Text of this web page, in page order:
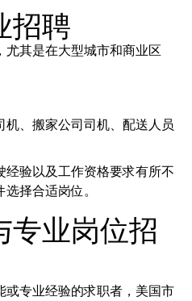
招聘
其是在大型城市和商业区
、搬家公司司机、配送人员
验以及工作资格要求有所不
择合适岗位。
专业岗位招
或专业经验的求职者，美国市